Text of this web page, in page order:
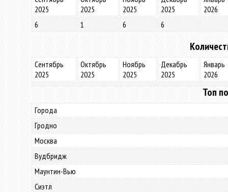
2025
2025
2025
2025
2026
6
1 6 6
Сентябрь
2025
Октябрь
2025
Ноябрь
2025
Декабрь
2025
Январь
2026
Топ
Города
Гродно
Москва
Вудбридж
Маунтин-Вью
Сиэтл